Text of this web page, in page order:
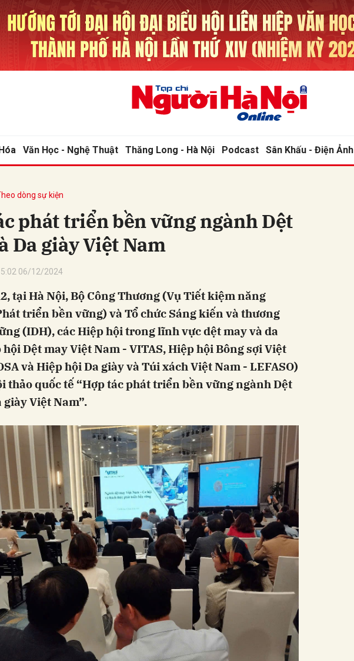
Văn Học - Nghệ Thuật Thăng Long - Hà Nội Podcast Sân Khấu - Điện Ảnh
dòng sự kiện
phát triển bền vững ngành Dệt
Da giày Việt Nam
06/12/2024
tại Hà Nội, Bộ Công Thương (Vụ Tiết kiệm năng
triển bền vững) và Tổ chức Sáng kiến và thương
(IDH), các Hiệp hội trong lĩnh vực dệt may và da
Dệt may Việt Nam - VITAS, Hiệp hội Bông sợi Việt
và Hiệp hội Da giày và Túi xách Việt Nam - LEFASO)
thảo quốc tế “Hợp tác phát triển bền vững ngành Dệt
giày Việt Nam”.
Gửi bình luận